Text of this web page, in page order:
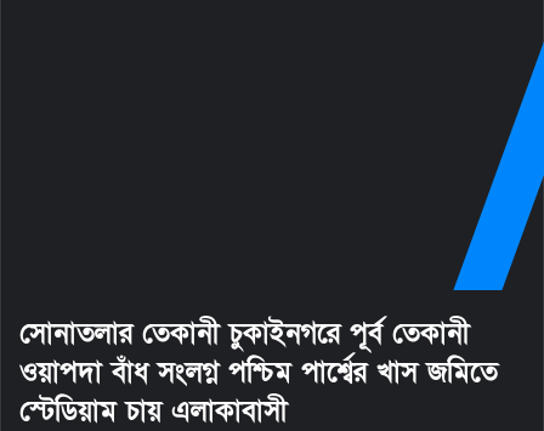
সোনাতলার তেকানী চুকাইনগরে পূর্ব তেকানী
ওয়াপদা বাঁধ সংলগ্ন পশ্চিম পার্শ্বের খাস জমিতে
স্টেডিয়াম চায় এলাকাবাসী